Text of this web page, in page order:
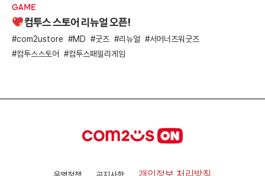
GAME
컴투스 스토어 리뉴얼 오픈!
com2ustore MD 굿즈 리뉴얼
서머너즈워굿즈
컴투스스토어
컴투스패밀리게임